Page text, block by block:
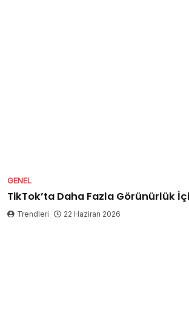
GENEL
TikTok’ta Daha Fazla Görünürlük
Trendleri 22 Haziran 2026